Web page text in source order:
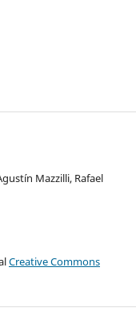
Mazzilli, Rafael
Creative Commons